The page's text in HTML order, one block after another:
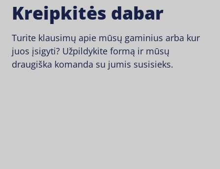
Kreipkitės dabar
Turite klausimų apie mūsų gaminius arba kur
juos įsigyti? Užpildykite formą ir mūsų
draugiška komanda su jumis susisieks.